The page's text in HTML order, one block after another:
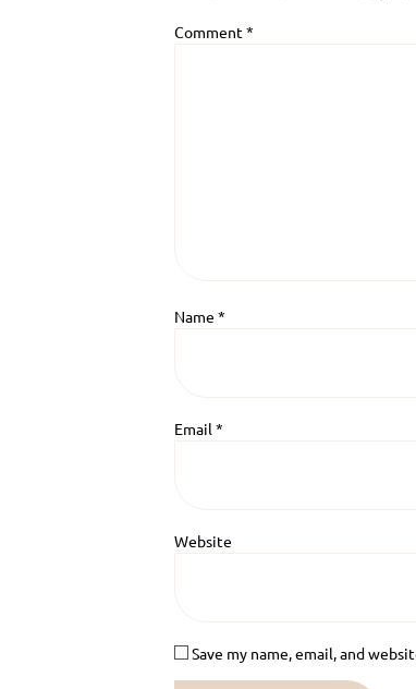
Comment*
Name *
Email *
Website
Save my name, email, and